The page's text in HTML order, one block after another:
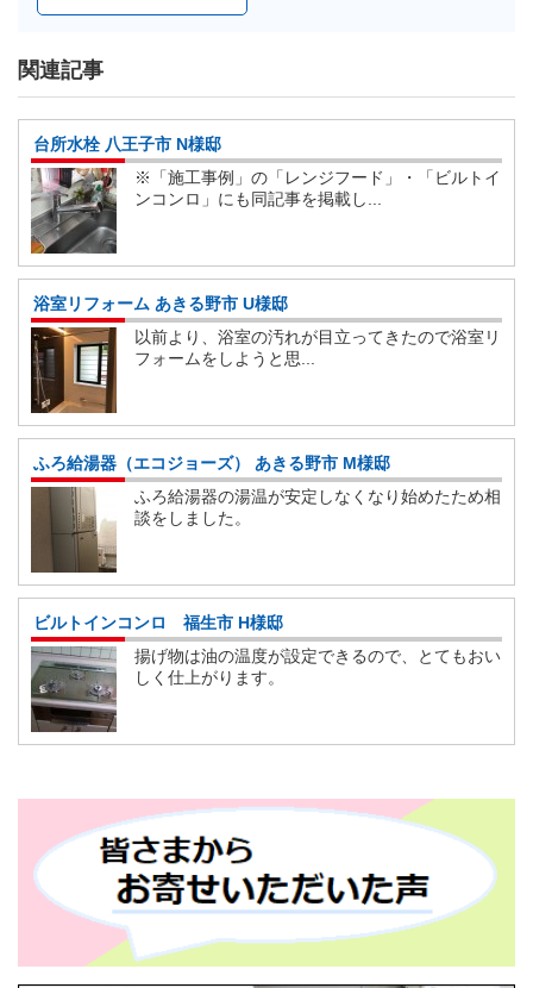
関連記事
台所水栓 八王子市 N様邸
※「施工事例」の「レンジフード」・「ビルトイ
ンコンロ」にも同記事を掲載し...
浴室リフォーム あきる野市 U様邸
以前より、浴室の汚れが目立ってきたので浴室リ
フォームをしようと思...
ふろ給湯器（エコジョーズ） あきる野市 M様邸
ふろ給湯器の湯温が安定しなくなり始めたため相
談をしました。
ビルトインコンロ 福生市 H様邸
揚げ物は油の温度が設定できるので、とてもおい
しく仕上がります。